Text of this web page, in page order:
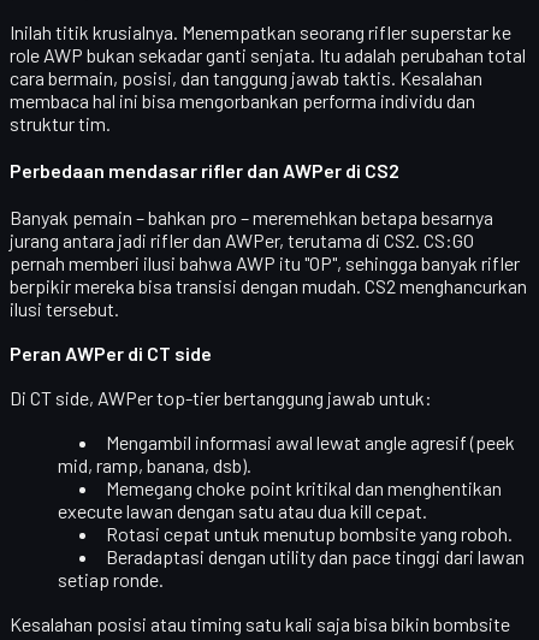
Inilah titik krusialnya. Menempatkan seorang rifler superstar ke
role AWP bukan sekadar ganti senjata. Itu adalah perubahan total
cara bermain, posisi, dan tanggung jawab taktis. Kesalahan
membaca hal ini bisa mengorbankan performa individu dan
struktur tim.
Perbedaan mendasar rifler dan AWPer di CS2
Banyak pemain – bahkan pro – meremehkan betapa besarnya
jurang antara jadi rifler dan AWPer, terutama di CS2. CS:GO
pernah memberi ilusi bahwa AWP itu "OP", sehingga banyak rifler
berpikir mereka bisa transisi dengan mudah. CS2 menghancurkan
ilusi tersebut.
Peran AWPer di CT side
Di CT side, AWPer top-tier bertanggung jawab untuk:
Mengambil informasi awal lewat angle agresif (peek
mid, ramp, banana, dsb).
Memegang choke point kritikal dan menghentikan
execute lawan dengan satu atau dua kill cepat.
Rotasi cepat untuk menutup bombsite yang roboh.
Beradaptasi dengan utility dan pace tinggi dari lawan
setiap ronde.
Kesalahan posisi atau timing satu kali saja bisa bikin bombsite